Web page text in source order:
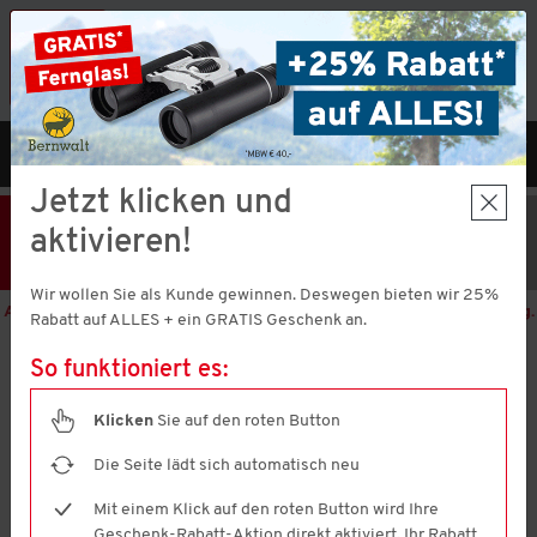
Vorteilshop App:
Jetzt neu!
Gleich herunterladen
×
MENÜ
25% Rabatt
+ Geschenk
Code V51373 einlösen!
Aktion nur noch 1 Tage 10 Stunden 29 Minuten 57 Sekunden gültig.
U.S. Polo Assn.
von
Sternen,
Jetzt klicken und
aktivieren!
Wir wollen Sie als Kunde gewinnen. Deswegen bieten wir 25%
Rabatt auf ALLES + ein GRATIS Geschenk an.
So funktioniert es:
Klicken Sie auf den roten Button
Die Seite lädt sich automatisch neu
Mit einem Klick auf den roten Button wird Ihre